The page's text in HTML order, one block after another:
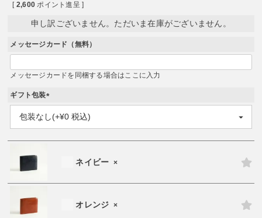
[ 2,600 ポイント進呈 ]
申し訳ございません。ただいま在庫がございません。
メッセージカード（無料）
メッセージカードを同梱する場合はここに入力
ギフト包装
(
必
須
)
ネイビー ×
オレンジ ×